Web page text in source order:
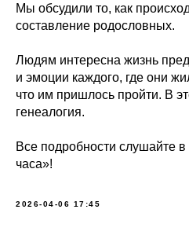
Мы обсудили то, как
составление родословных.
Людям интересна жизнь
и эмоции каждого, где они
что им пришлось пройти. В
генеалогия.
Все подробности слушайте в
часа»!
2026-04-06 17:45